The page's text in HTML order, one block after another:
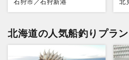
石狩市／石狩新港 北
北海道の人気船釣りプラン